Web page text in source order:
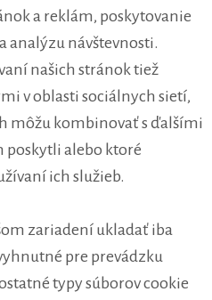
a reklám, poskytovanie
analýzu návštevnosti.
našich stránok tiež
v oblasti sociálnych sietí,
môžu kombinovať s ďalšími
alebo ktoré
ich služieb.
zariadení ukladať iba
pre prevádzku
typy súborov cookie